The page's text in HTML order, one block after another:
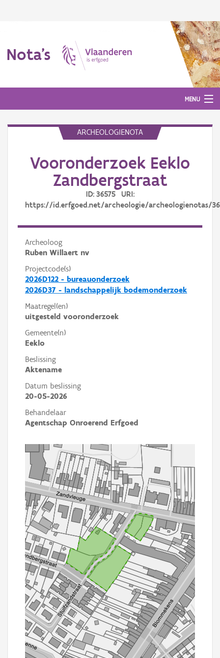
Nota's
MENU
Aanmelden
ARCHEOLOGIENOTA
Vooronderzoek Eeklo
Zandbergstraat
ID: 36575 URI:
https://id.erfgoed.net/archeologie/archeologienotas/
Archeoloog
Ruben Willaert nv
Projectcode(s)
2026D122 - bureauonderzoek
2026D37 - landschappelijk bodemonderzoek
Maatregel(en)
uitgesteld vooronderzoek
Gemeente(n)
Eeklo
Beslissing
Aktename
Datum beslissing
20-05-2026
Behandelaar
Agentschap Onroerend Erfgoed